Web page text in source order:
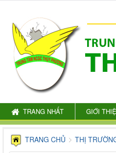
TRANG NHẤT GIỚI
TRANG CHỦ THỊ